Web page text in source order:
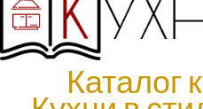
Каталог